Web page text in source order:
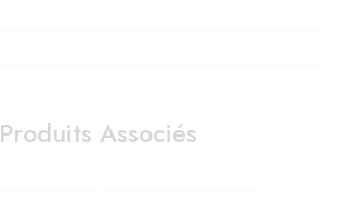
Produits Associés